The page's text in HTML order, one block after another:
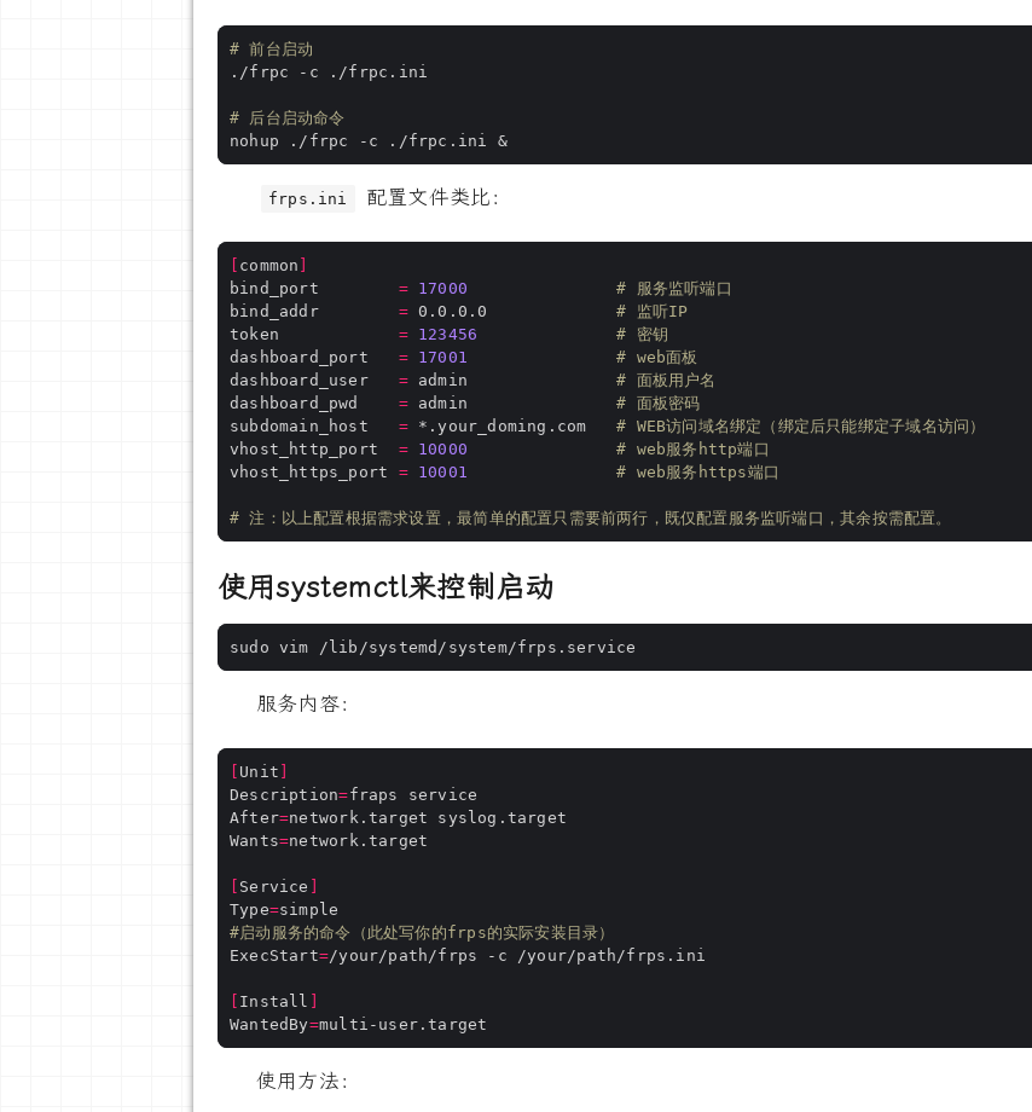
# 前台启动
# 后台启动命令
nohup ./frpc -c ./frpc.ini &
frps.ini 配置文件类比：
common
bind_port = 17000
# 服务监听端口
bind_addr = 0.0.0.0 # 监听IP
token = 123456
# 密钥
dashboard_port = 17001
# web面板
dashboard_user = admin # 面板用户名
dashboard_pwd = admin # 面板密码
subdomain_host = *.your_doming.com # WEB访问域名绑定（绑定后只能绑定子域名访问）
vhost_http_port = 10000
# web服务http端口
vhost_https_port = 10001 # web服务https端口
# 注：以上配置根据需求设置，最简单的配置只需要前两行，既仅配置服务监听端口，其余按需配置。
使用systemctl来控制启动
服务内容：
Unit
Description=
After=
Wants=
Service
Type=
#启动服务的命令（此处写你的frps的实际安装目录）
ExecStart=
Install
WantedBy=
使用方法：